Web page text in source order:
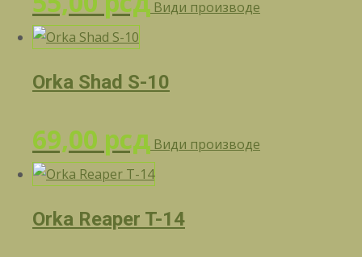
Види производе
Orka Shad S-10
69,00 рсд Види производе
Orka Reaper T-14